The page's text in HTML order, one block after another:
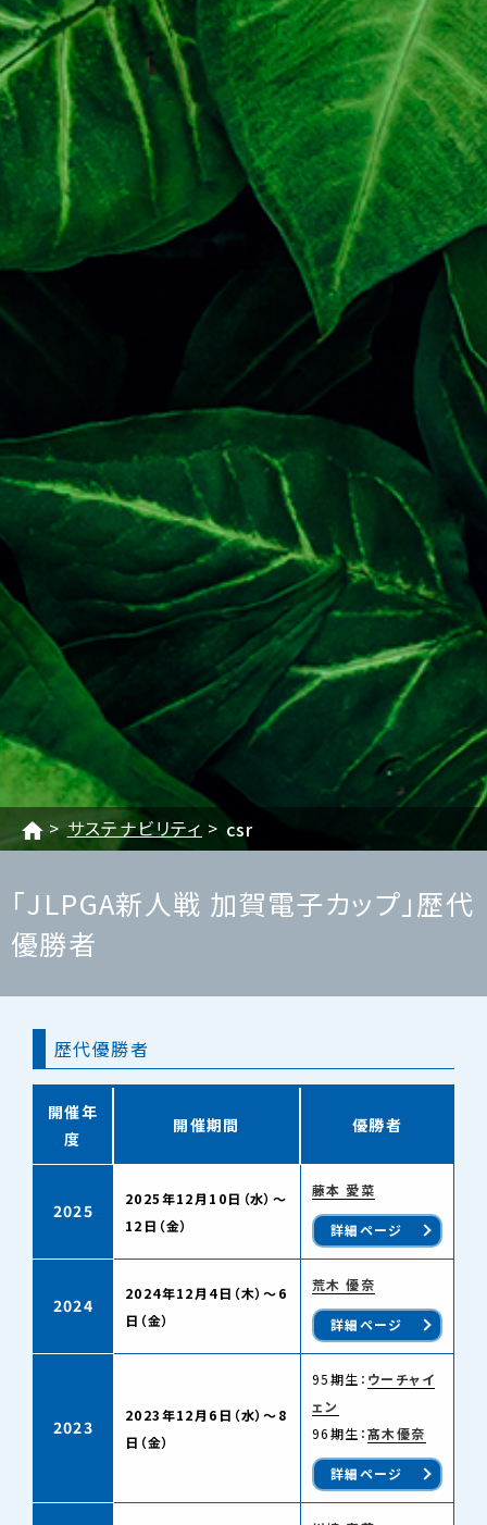
サステナビリティ csr
「JLPGA新人戦 加賀電子カップ」歴代
優勝者
歴代優勝者
開催年
度
開催期間 優勝者
2025
2025年12月10日（水）〜
12日（金）
藤本 愛菜
詳細ページ
2024
2024年12月4日（木）〜6
日（金）
荒木 優奈
詳細ページ
2023
2023年12月6日（水）～8
日（金）
95期生： ウーチャイ
ェン
96期生：髙木優奈
詳細ページ